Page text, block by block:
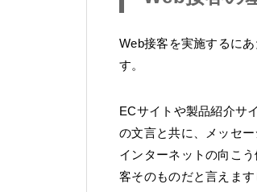
Web接客を実施するに
す。
ECサイトや製品紹介サ
の文言と共に、メッセ
インターネットの向こ
客そのものだと言えます